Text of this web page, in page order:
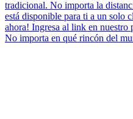
No importa en qué rincón del